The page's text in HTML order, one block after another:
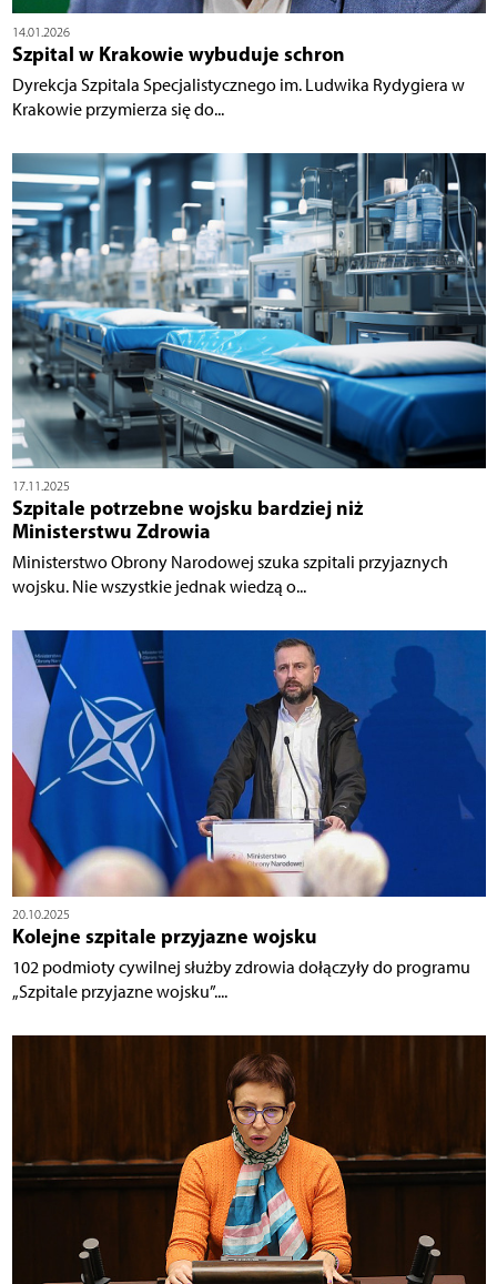
14.01.2026
Szpital w Krakowie wybuduje schron
Dyrekcja Szpitala Specjalistycznego im. Ludwika Rydygiera w
Krakowie przymierza się do...
17.11.2025
Szpitale potrzebne wojsku bardziej niż
Ministerstwu Zdrowia
Ministerstwo Obrony Narodowej szuka szpitali przyjaznych
wojsku. Nie wszystkie jednak wiedzą o...
20.10.2025
Kolejne szpitale przyjazne wojsku
102 podmioty cywilnej służby zdrowia dołączyły do programu
„Szpitale przyjazne wojsku”....